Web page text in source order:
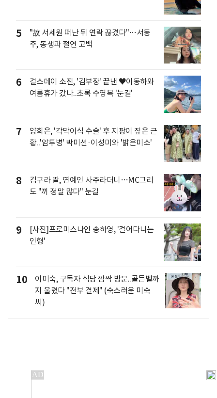
5
"故 서세원 떠난 뒤 연락 끊겼다"…서동
주, 동생과 절연 고백
6
걸스데이 소진, '김부장' 끝낸 ♥이동하와
여름휴가 갔나..초록 수영복 '눈길'
7
양희은, '각막이식 수술' 후 지팡이 짚은 근
황..'암투병' 박미선·이성미와 '밝은미소'
8
김구라 딸, 연예인 사주라더니…MC그리
도 "끼 정말 많다" 눈길
9
[사진]프로미스나인 송하영, '걸어다니는
인형'
10
이미숙, 구독자 식당 깜짝 방문..골든벨까
지 울렸다 "전부 결제" (숙스러운 미숙
씨)